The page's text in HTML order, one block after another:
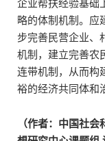
企业帮扶经验基础
略的体制机制。应
步完善民营企业、
机制，建立完善农
连带机制，从而构
裕的经济共同体和
（作者：中国社